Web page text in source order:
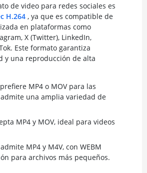
de video para redes sociales es
H.264 , ya que es compatible de
en plataformas como
X (Twitter), LinkedIn,
Este formato garantiza
y una reproducción de alta
MP4 o MOV para las
una amplia variedad de
MP4 y MOV, ideal para videos
MP4 y M4V, con WEBM
para archivos más pequeños.